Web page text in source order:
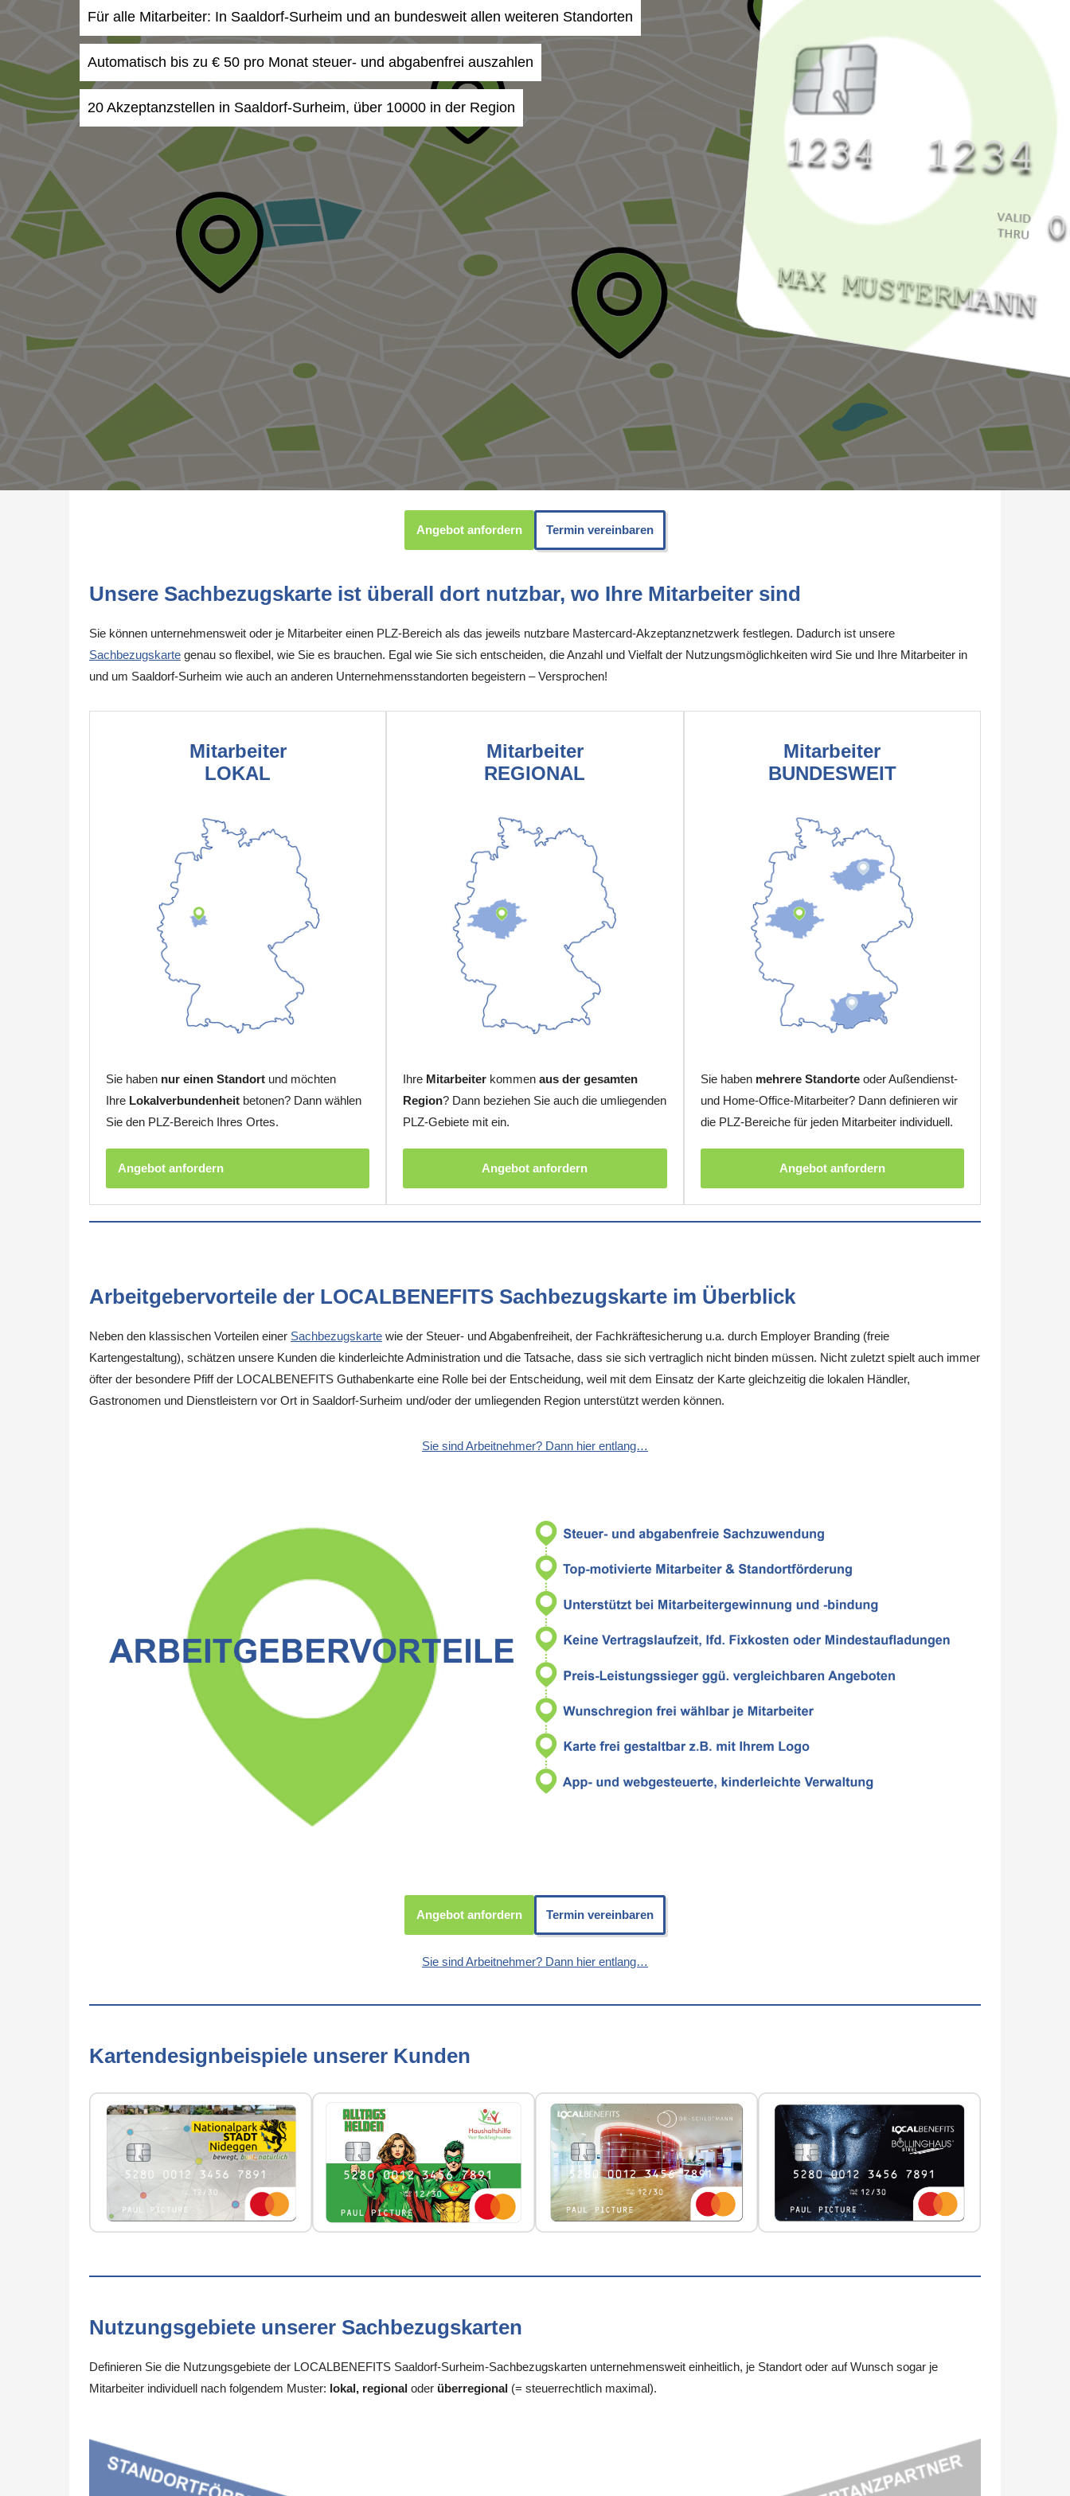
Für alle Mitarbeiter: In Saaldorf-Surheim und an bundesweit allen weiteren Standorten
Automatisch bis zu € 50 pro Monat steuer- und abgabenfrei auszahlen
20 Akzeptanzstellen in Saaldorf-Surheim, über 10000 in der Region
Angebot anfordern Termin vereinbaren
Unsere Sachbezugskarte ist überall dort nutzbar, wo Ihre Mitarbeiter sind
Sie können unternehmensweit oder je Mitarbeiter einen PLZ-Bereich als das jeweils nutzbare Mastercard-Akzeptanznetzwerk festlegen. Dadurch ist unsere
Sachbezugskarte genau so flexibel, wie Sie es brauchen. Egal wie Sie sich entscheiden, die Anzahl und Vielfalt der Nutzungsmöglichkeiten wird Sie und Ihre Mitarbeiter in
und um Saaldorf-Surheim wie auch an anderen Unternehmensstandorten begeistern – Versprochen!
Mitarbeiter
LOKAL
Sie haben nur einen Standort und möchten
Ihre Lokalverbundenheit betonen? Dann wählen
Sie den PLZ-Bereich Ihres Ortes.
Angebot anfordern
Mitarbeiter
REGIONAL
Ihre Mitarbeiter kommenaus der gesamten
Region? Dann beziehen Sie auch die umliegenden
PLZ-Gebiete mit ein.
Angebot anfordern
Mitarbeiter
BUNDESWEIT
Sie haben mehrere Standorteoder Außendienst-
und Home-Office-Mitarbeiter? Dann definieren wir
die PLZ-Bereiche für jeden Mitarbeiter individuell.
Angebot anfordern
Arbeitgebervorteile der LOCALBENEFITS Sachbezugskarte im Überblick
Neben den klassischen Vorteilen einer Sachbezugskarte wie der Steuer- und Abgabenfreiheit, der Fachkräftesicherung u.a. durch Employer Branding (freie
Kartengestaltung), schätzen unsere Kunden die kinderleichte Administration und die Tatsache, dass sie sich vertraglich nicht binden müssen. Nicht zuletzt spielt auch immer
öfter der besondere Pfiff der LOCALBENEFITS Guthabenkarte eine Rolle bei der Entscheidung, weil mit dem Einsatz der Karte gleichzeitig die lokalen Händler,
Gastronomen und Dienstleistern vor Ort in Saaldorf-Surheim und/oder der umliegenden Region unterstützt werden können.
Sie sind Arbeitnehmer? Dann hier entlang…
Angebot anfordern Termin vereinbaren
Sie sind Arbeitnehmer? Dann hier entlang…
Kartendesignbeispiele unserer Kunden
Nutzungsgebiete unserer Sachbezugskarten
Definieren Sie die Nutzungsgebiete der LOCALBENEFITS Saaldorf-Surheim-Sachbezugskarten unternehmensweit einheitlich, je Standort oder auf Wunsch sogar je
Mitarbeiter individuell nach folgendem Muster: lokal, regional oder überregional (= steuerrechtlich maximal).